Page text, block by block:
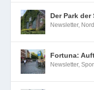
Der Park
Newsletter,
Fortuna:
Newsletter,